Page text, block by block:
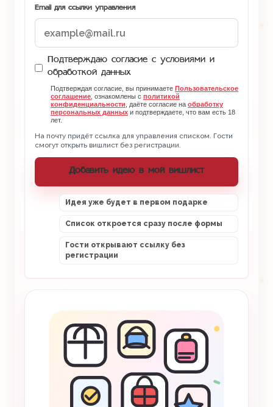
Email для ссылки управления
Подтверждаю согласие с условиями и
обработкой данных
Подтверждая согласие, вы принимаете Пользовательское
соглашение , ознакомлены с политикой
конфиденциальности , даёте согласие на обработку
персональных данных и подтверждаете, что вам есть 18
лет.
На почту придёт ссылка для управления списком. Гости
смогут открыть вишлист без регистрации.
Добавить идею в мой вишлист
Идея уже будет в первом подарке
Список откроется сразу после формы
Гости открывают ссылку без
регистрации